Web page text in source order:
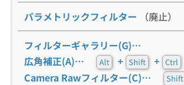
パラメトリックフィルター （廃止）
フィルターギャラリー(G)…
広角補正(A)…
Alt + Shift + Ctrl
Camera Rawフィルター(C)… Shift